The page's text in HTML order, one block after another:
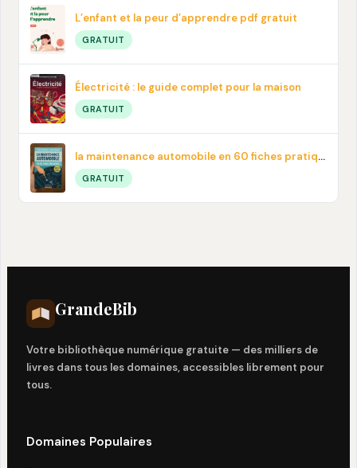
L’enfant et la peur d’apprendre pdf gratuit
GRATUIT
Électricité : le guide complet pour la maison
GRATUIT
la maintenance automobile en 60 fiches pratiques en PDF
GRATUIT
GrandeBib
Votre bibliothèque numérique gratuite — des milliers de
livres dans tous les domaines, accessibles librement pour
tous.
Domaines Populaires